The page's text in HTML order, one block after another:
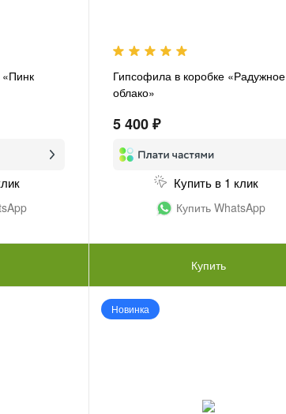
«Пинк
Гипсофила в коробке «Радужное
облако»
5 400 ₽
Купить в 1 клик
Купить WhatsApp
Купить
Новинка